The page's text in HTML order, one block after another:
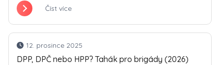
Číst více
12. prosince 2025
DPP, DPČ nebo HPP? Tahák pro brigády (2026)